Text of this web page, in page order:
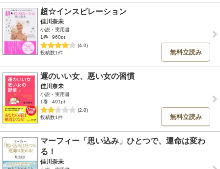
超☆インスピレーション
佳川奈未
小説・実用書
1巻
960pt
(4.0)
投稿数1件
無料立読み
運のいい女、悪い女の習慣
佳川奈未
小説・実用書
1巻
491pt
(2.0)
投稿数1件
無料立読み
マーフィー「思い込み」ひとつで、運命は変わ
る！
佳川奈未